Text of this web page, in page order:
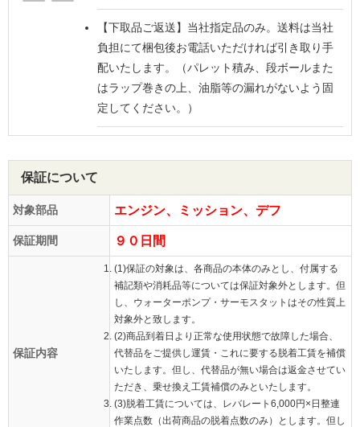
【下取品ご返送】 当社指定品のみ。送料は当社
負担にて梱包後お電話いただければ引き取り手
配いたします。（パレット積み、段ボールまた
はラップ巻きの上、油脂等の漏れがないよう固
定してください。）
保証について
対象部品 エンジン、ミッション、デフ
保証期間 ９０日間
保証内容
(1)保証の対象は、各商品の本体のみとし、付属する
補記類や消耗品等については保証対象外とします。但
し、ウォーターポンプ・サーモスタットはその性質上
対象外と致します。
(2)商品到着日より正常な使用状態で故障した場合、
代替品をご提供し運賃・これに要する脱着工賃を補償
いたします。但し、代替品が無い場合は返金させてい
ただき、乗せ換え工賃補償のみといたします。
(3)脱着工賃については、レバレート6,000円×日整連
作業点数（出荷商品の脱着点数のみ）とします。但し